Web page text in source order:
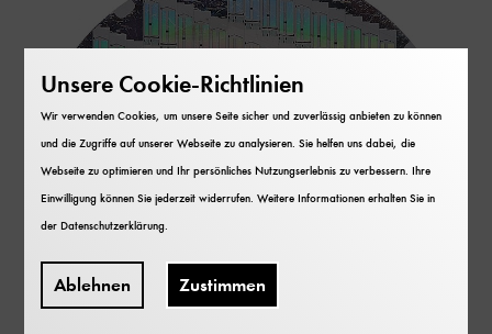
Unsere Cookie-Richtlinien
Wir verwenden Cookies, um unsere Seite sicher und zuverlässig anbieten zu können
und die Zugriffe auf unserer Webseite zu analysieren. Sie helfen uns dabei, die
Webseite zu optimieren und Ihr persönliches Nutzungserlebnis zu verbessern. Ihre
Einwilligung können Sie jederzeit widerrufen. Weitere Informationen erhalten Sie in
derDatenschutzerklärung.
Ablehnen Zustimmen